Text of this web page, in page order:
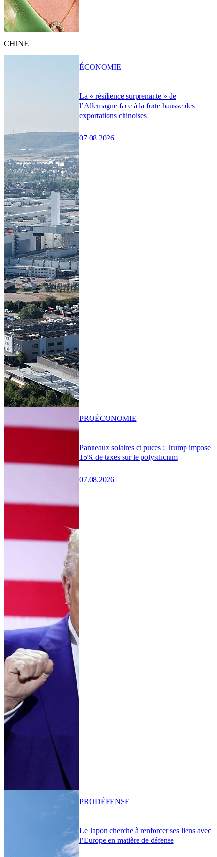
CHINE
La « résilience surprenante » de
l’Allemagne face à la forte hausse des
exportations chinoises
07.08.2026
ÉCONOMIE
Panneaux solaires et puces : Trump impose
15% de taxes sur le polysilicium
07.08.2026
PROÉCONOMIE
Le Japon cherche à renforcer ses liens avec
l’Europe en matière de défense
PRODÉFENSE